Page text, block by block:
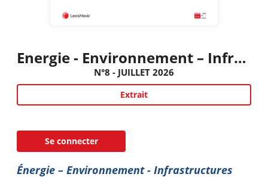
Energie - Environnement – Infrastructures
N°8 - JUILLET 2026
Extrait
Se connecter
Énergie – Environnement - Infrastructures